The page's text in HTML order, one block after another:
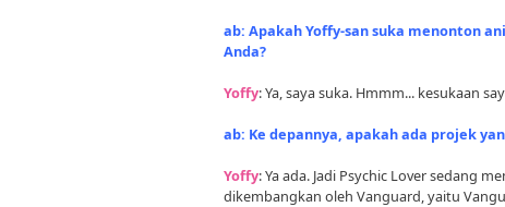
ab: Apakah Yoffy-san suka menonton
Anda?
Yoffy: Ya, saya suka. Hmmm... kesukaan
ab: Ke depannya, apakah ada projek
Yoffy: Ya ada. Jadi Psychic Lover sedang
dikembangkan oleh Vanguard, yaitu